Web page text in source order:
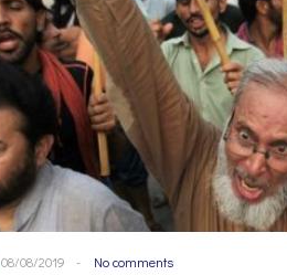
08/08/2019 - No comments